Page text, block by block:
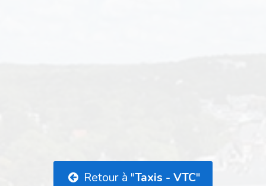
Retour à "Taxis - VTC"